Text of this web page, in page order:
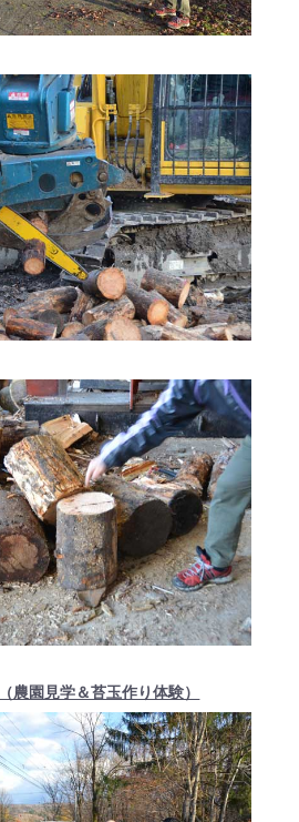
農園見学＆苔玉作り体験）